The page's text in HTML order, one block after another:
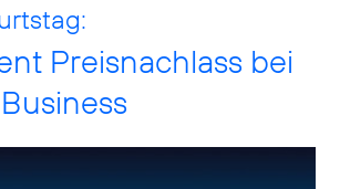
Preisnachlass bei